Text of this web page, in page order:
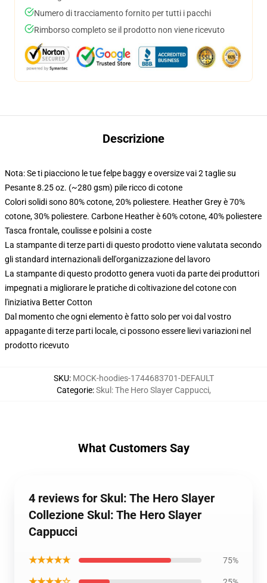
Numero di tracciamento fornito per tutti i pacchi
Rimborso completo se il prodotto non viene ricevuto
Descrizione
Nota: Se ti piacciono le tue felpe baggy e oversize vai 2 taglie su
Pesante 8.25 oz. (~280 gsm) pile ricco di cotone
Colori solidi sono 80% cotone, 20% poliestere. Heather Grey è 70%
cotone, 30% poliestere. Carbone Heather è 60% cotone, 40% poliestere
Tasca frontale, coulisse e polsini a coste
La stampante di terze parti di questo prodotto viene valutata secondo
gli standard internazionali dell'organizzazione del lavoro
La stampante di questo prodotto genera vuoti da parte dei produttori
impegnati a migliorare le pratiche di coltivazione del cotone con
l'iniziativa Better Cotton
Dal momento che ogni elemento è fatto solo per voi dal vostro
appagante di terze parti locale, ci possono essere lievi variazioni nel
prodotto ricevuto
SKU: MOCK-hoodies-1744683701-DEFAULT
Categorie:Skul: The Hero Slayer Cappucci,
What Customers Say
4 reviews for Skul: The Hero Slayer
Collezione Skul: The Hero Slayer
Cappucci
★★★★★ 75%